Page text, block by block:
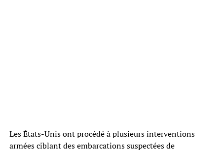
Les États-Unis ont procédé à plusieurs interventions
armées ciblant des embarcations suspectées de